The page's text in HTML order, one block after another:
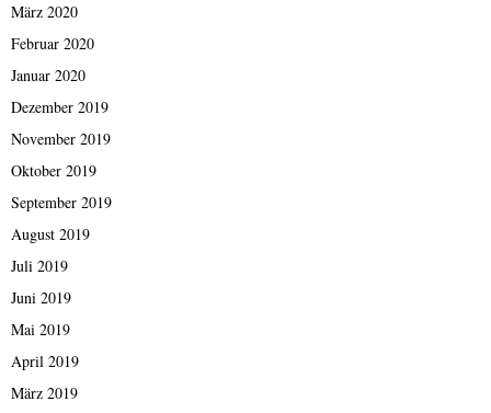
März 2020
Februar 2020
Januar 2020
Dezember 2019
November 2019
Oktober 2019
September 2019
August 2019
Juli 2019
Juni 2019
Mai 2019
April 2019
März 2019